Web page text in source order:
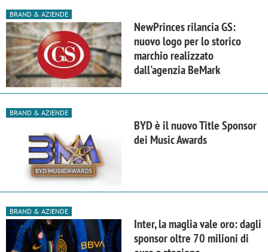
BRAND & AZIENDE
NewPrinces rilancia GS:
nuovo logo per lo storico
marchio realizzato
dall'agenzia BeMark
BRAND & AZIENDE
BYD è il nuovo Title Sponsor
dei Music Awards
BRAND & AZIENDE
Inter, la maglia vale oro: dagli
sponsor oltre 70 milioni di